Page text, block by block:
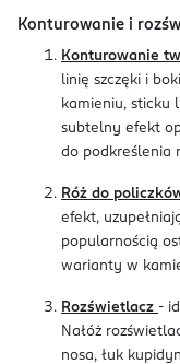
Konturowanie i
Konturowanie
linię szczęki i
kamieniu, sticku
subtelny efekt
do podkreślenia
Róż do
efekt,
popularnością
warianty w
Rozświetlacz -
Nałóż
nosa, łuk